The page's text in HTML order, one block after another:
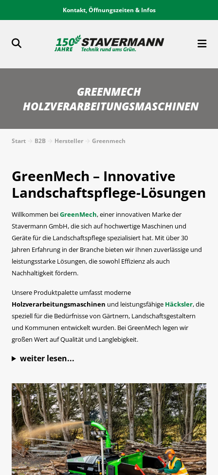
Kontakt, Öffnungszeiten & Infos
GREENMECH
HOLZVERARBEITUNGSMASCHINEN
Start B2B Hersteller Greenmech
GreenMech – Innovative
Landschaftspflege-Lösungen
Willkommen beiGreenMech, einer innovativen Marke der
Stavermann GmbH, die sich auf hochwertige Maschinen und
Geräte für die Landschaftspflege spezialisiert hat. Mit über 30
Jahren Erfahrung in der Branche bieten wir Ihnen zuverlässige und
leistungsstarke Lösungen, die sowohl Effizienz als auch
Nachhaltigkeit fördern.
Unsere Produktpalette umfasst moderne
Holzverarbeitungsmaschinen und leistungsfähige Häcksler, die
speziell für die Bedürfnisse von Gärtnern, Landschaftsgestaltern
und Kommunen entwickelt wurden. Bei GreenMech legen wir
großen Wert auf Qualität und Langlebigkeit.
weiter lesen...